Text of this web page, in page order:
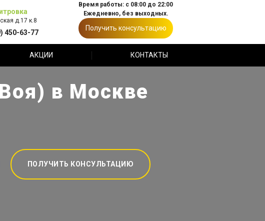
д.17 к.8
450-63-77
Время работы: с 08:00 до 22:00
Ежедневно, без выходных.
Получить консультацию
АКЦИИ КОНТАКТЫ
в Москве
ПОЛУЧИТЬ КОНСУЛЬТАЦИЮ